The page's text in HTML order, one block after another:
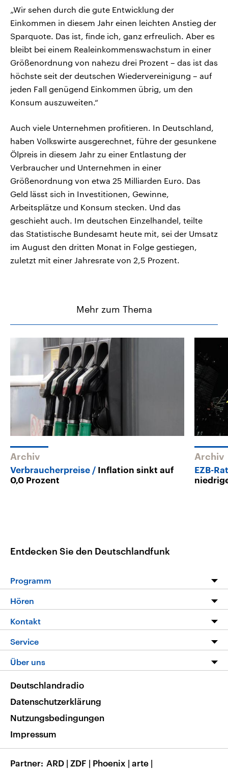
„Wir sehen durch die gute Entwicklung der
Einkommen in diesem Jahr einen leichten Anstieg der
Sparquote. Das ist, finde ich, ganz erfreulich. Aber es
bleibt bei einem Realeinkommenswachstum in einer
Größenordnung von nahezu drei Prozent – das ist das
höchste seit der deutschen Wiedervereinigung – auf
jeden Fall genügend Einkommen übrig, um den
Konsum auszuweiten.“
Auch viele Unternehmen profitieren. In Deutschland,
haben Volkswirte ausgerechnet, führe der gesunkene
Ölpreis in diesem Jahr zu einer Entlastung der
Verbraucher und Unternehmen in einer
Größenordnung von etwa 25 Milliarden Euro. Das
Geld lässt sich in Investitionen, Gewinne,
Arbeitsplätze und Konsum stecken. Und das
geschieht auch. Im deutschen Einzelhandel, teilte
das Statistische Bundesamt heute mit, sei der Umsatz
im August den dritten Monat in Folge gestiegen,
zuletzt mit einer Jahresrate von 2,5 Prozent.
Mehr zum Thema
Archiv
Verbraucherpreise
Inflation sinkt auf
0,0 Prozent
Archiv
EZB-
Entdecken Sie den Deutschlandfunk
Programm
Programm
Die Nachrichten
Nachrichtenleicht
Neue Beiträge auf dlf.de
Hören
Livestream
Podcasts
Deutschlandfunk App
Nachrichten App
Frequenzen
Kontakt
Hörerservice
Service
FAQ
Veranstaltungen
Musikliste
RSS
Über uns
Barrierefreiheit
Deutschlandradio
Datenschutzerklärung
Nutzungsbedingungen
Impressum
Partner ARD | ZDF | Phoenix | arte |